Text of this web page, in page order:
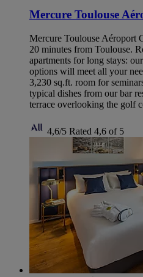
Mercure Toulouse
Mercure Toulouse Aéroport
20 minutes from Toulouse.
apartments for long stays:
options will meet all your
3,230 sq.ft. room for
typical dishes from our bar
terrace overlooking the golf
4,6/5 Rated 4,6 of 5